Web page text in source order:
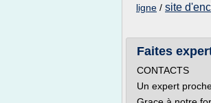
ligne / site
Faites
CONTACTS
Un expert